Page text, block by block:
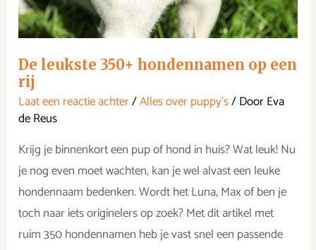
De leukste 350+ hondennamen op een
rij
Laat een reactie achter/Alles over puppy's/ DoorEva
de Reus
Krijg je binnenkort een pup of hond in huis? Wat leuk! Nu
je nog even moet wachten, kan je wel alvast een leuke
hondennaam bedenken. Wordt het Luna, Max of ben je
toch naar iets originelers op zoek? Met dit artikel met
ruim 350 hondennamen heb je vast snel een passende